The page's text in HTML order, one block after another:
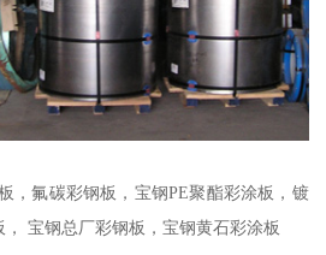
，氟碳彩钢板，宝钢PE聚酯彩涂板，镀
宝钢总厂彩钢板，宝钢黄石彩涂板